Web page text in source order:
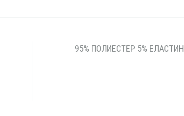
95% ПОЛИЕСТЕР 5% ЕЛАСТИН